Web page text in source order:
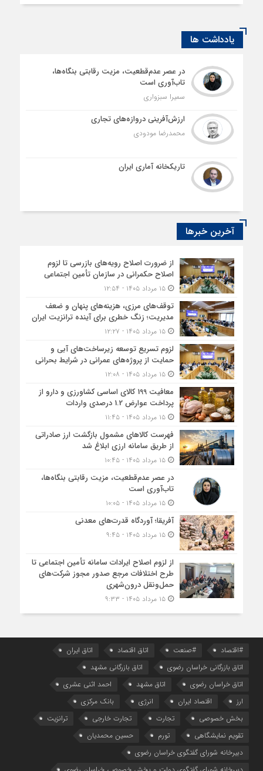
یادداشت ها
در عصر عدم‌قطعیت، مزیت رقابتی بنگاه‌ها،
تاب‌آوری است
سمیرا سبزواری
ارزش‌آفرینی دروازه‌های تجاری
محمدرضا مودودی
تاریکخانه آماری ایران
آخرین خبرها
از ضرورت اصلاح رویه‌های بازرسی تا لزوم
اصلاح حکمرانی در سازمان تأمین اجتماعی
۱۵ مرداد ۱۴۰۵ - ۱۲:۵۴
توقف‌های مرزی، هزینه‌های پنهان و ضعف
مدیریت؛ زنگ خطری برای آینده ترانزیت ایران
۱۵ مرداد ۱۴۰۵ - ۱۲:۲۷
لزوم تسریع توسعه زیرساخت‌های آبی و
حمایت از پروژه‌های عمرانی در شرایط بحرانی
۱۵ مرداد ۱۴۰۵ - ۱۲:۰۸
معافیت 199 کالای اساسی کشاورزی و دارو از
پرداخت عوارض 1.2 درصدی واردات
۱۵ مرداد ۱۴۰۵ - ۱۱:۴۵
فهرست کالاهای مشمول بازگشت ارز صادراتی
از طریق سامانه ارزی ابلاغ شد
۱۵ مرداد ۱۴۰۵ - ۱۰:۴۵
در عصر عدم‌قطعیت، مزیت رقابتی بنگاه‌ها،
تاب‌آوری است
۱۵ مرداد ۱۴۰۵ - ۱۰:۰۵
آفریقا؛ آوردگاه قدرت‌های معدنی
۱۵ مرداد ۱۴۰۵ - ۹:۴۵
از لزوم اصلاح ایرادات سامانه تأمین اجتماعی تا
طرح اختلافات مرجع صدور مجوز شرکت‌های
حمل‌ونقل درون‌شهری
۱۵ مرداد ۱۴۰۵ - ۹:۳۳
#اقتصاد #صنعت اتاق اقتصاد
اتاق ایران
اتاق بازرگانی خراسان رضوی
اتاق بازرگانی مشهد
اتاق خراسان رضوی
اتاق مشهد
احمد اثنی عشری
ارز
اقتصاد ایران انرژی
بانک مرکزی
بخش خصوصی
تجارت تجارت خارجی
ترانزیت
تقویم نمایشگاهی
تورم
حسین محمدیان
دبیرخانه شورای گفتگوی خراسان رضوی